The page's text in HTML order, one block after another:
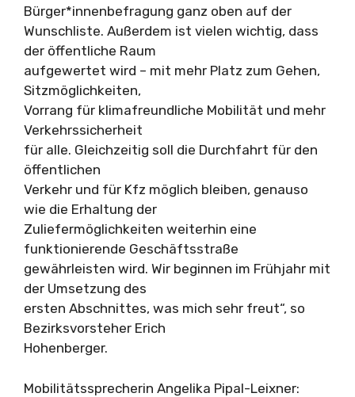
Bürger*innenbefragung ganz oben auf der
Wunschliste. Außerdem ist vielen wichtig, dass
der öffentliche Raum
aufgewertet wird – mit mehr Platz zum Gehen,
Sitzmöglichkeiten,
Vorrang für klimafreundliche Mobilität und mehr
Verkehrssicherheit
für alle. Gleichzeitig soll die Durchfahrt für den
öffentlichen
Verkehr und für Kfz möglich bleiben, genauso
wie die Erhaltung der
Zuliefermöglichkeiten weiterhin eine
funktionierende Geschäftsstraße
gewährleisten wird. Wir beginnen im Frühjahr mit
der Umsetzung des
ersten Abschnittes, was mich sehr freut“, so
Bezirksvorsteher Erich
Hohenberger.
Mobilitätssprecherin Angelika Pipal-Leixner: